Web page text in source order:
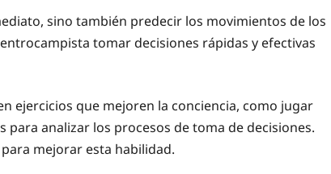
sino también predecir los movimientos de los
tomar decisiones rápidas y efectivas
ejercicios que mejoren la conciencia, como jugar
analizar los procesos de toma de decisiones.
mejorar esta habilidad.